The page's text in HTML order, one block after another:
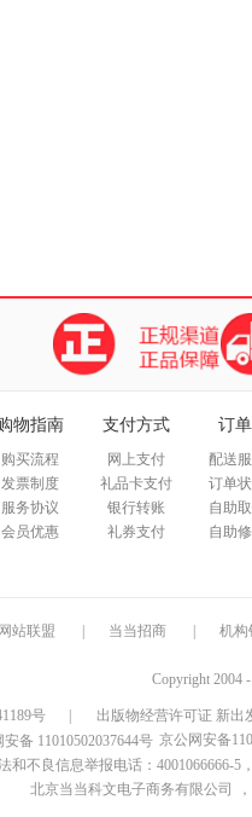
物指南
购买流程
发票制度
服务协议
会员优惠
支付方式
网上支付
礼品卡支付
银行转账
礼券支付
订
配送
订单
自助
自助
网站联盟 当当招商 机构
Copyright 2004
号
出版物经营许可证 新出
京公网安备
和不良信息举报电话：4001066666-5
北京当当科文电子商务有限公司